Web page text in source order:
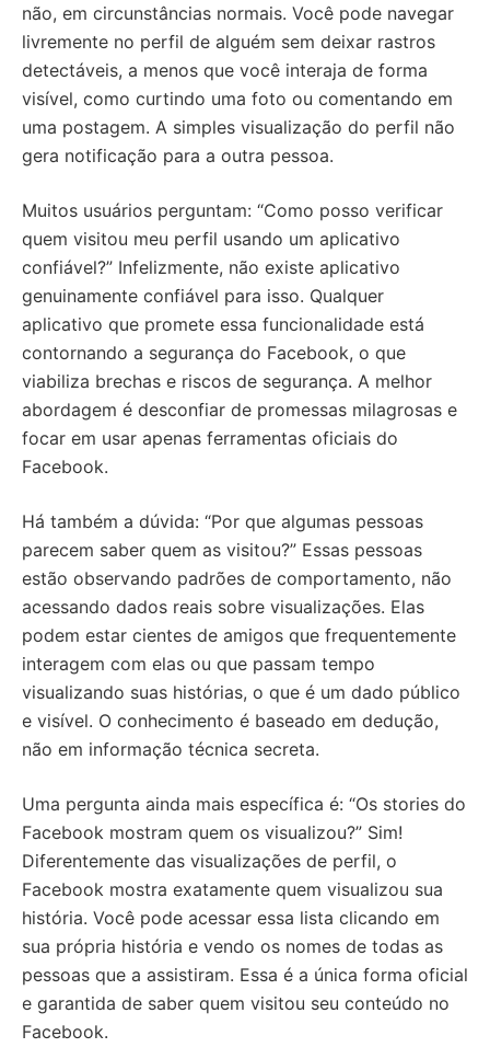
não, em circunstâncias normais. Você pode navegar
livremente no perfil de alguém sem deixar rastros
detectáveis, a menos que você interaja de forma
visível, como curtindo uma foto ou comentando em
uma postagem. A simples visualização do perfil não
gera notificação para a outra pessoa.
Muitos usuários perguntam: “Como posso verificar
quem visitou meu perfil usando um aplicativo
confiável?” Infelizmente, não existe aplicativo
genuinamente confiável para isso. Qualquer
aplicativo que promete essa funcionalidade está
contornando a segurança do Facebook, o que
viabiliza brechas e riscos de segurança. A melhor
abordagem é desconfiar de promessas milagrosas e
focar em usar apenas ferramentas oficiais do
Facebook.
Há também a dúvida: “Por que algumas pessoas
parecem saber quem as visitou?” Essas pessoas
estão observando padrões de comportamento, não
acessando dados reais sobre visualizações. Elas
podem estar cientes de amigos que frequentemente
interagem com elas ou que passam tempo
visualizando suas histórias, o que é um dado público
e visível. O conhecimento é baseado em dedução,
não em informação técnica secreta.
Uma pergunta ainda mais específica é: “Os stories do
Facebook mostram quem os visualizou?” Sim!
Diferentemente das visualizações de perfil, o
Facebook mostra exatamente quem visualizou sua
história. Você pode acessar essa lista clicando em
sua própria história e vendo os nomes de todas as
pessoas que a assistiram. Essa é a única forma oficial
e garantida de saber quem visitou seu conteúdo no
Facebook.